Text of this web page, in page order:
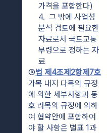
가격을 포함한다)
4.  그 밖에 사업성
분석 검토에 필요한
자료로서 국토교통
부령으로 정하는 자
료
③법 제4조제2항제7호
가목 내지 다목의 규정
에 의한 세부사항과 동
호 라목의 규정에 의하
여 협약안에 포함하여
야 할 사항은 별표 1과